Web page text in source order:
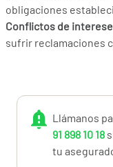
obligaciones
Conflictos de
sufrir reclamaciones
pueden recibir
adecuadamente los
promoviendo, lo que
directrices recibidas
Llámanos
91 898 10 18
tu